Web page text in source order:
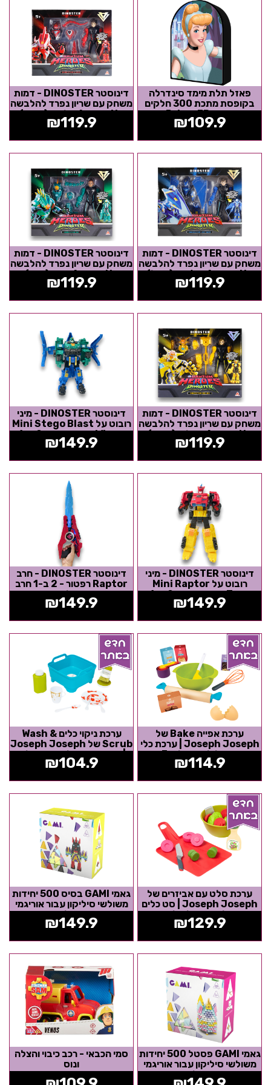
פאזל תלת מימד סינדרלה
בקופסת מתכת 300 חלקים
מבית Prime 3D
₪109.9
דינוסטר DINOSTER - דמות
משחק עם שריון נפרד להלבשה
Armor Up - לוסיו (אדום)
₪119.9
דינוסטר DINOSTER - דמות
משחק עם שריון נפרד להלבשה
Armor Up - ג'יימין (כחול)
₪119.9
דינוסטר DINOSTER - דמות
משחק עם שריון נפרד להלבשה
Armor Up - אוז (ירוק)
₪119.9
דינוסטר DINOSTER - דמות
משחק עם שריון נפרד להלבשה
Armor Up - דלבי (צהוב)
₪119.9
דינוסטר DINOSTER - מיני
רובוט על Mini Stego Blast
Wings- משנה צורה 2 ב-1
₪149.9
דינוסטר DINOSTER - מיני
רובוט על Mini Raptor
Tron- משנה צורה 2 ב-1
₪149.9
דינוסטר DINOSTER - חרב
Raptor רפטור - 2 ב-1 חרב
ורובה בלאסטר
₪149.9
ערכת אפייה Bake של
Joseph Joseph | ערכת כלי
אפייה לילדים גילאי 3+
₪114.9
ערכת ניקוי כלים Wash &
Scrub של Joseph Joseph
| סט אביזרים לשטיפת כלים
לילדים...₪104.9
ערכת סלט עם אביזרים של
Joseph Joseph | סט כלים
וירקות להכנת סלט לטבחים
צעירים...₪129.9
גאמי GAMI בסיס 500 יחידות
משולשי סיליקון עבור אוריגמי
מודולרי
₪149.9
גאמי GAMI פסטל 500 יחידות
משולשי סיליקון עבור אוריגמי
מודולרי
סמי הכבאי - רכב כיבוי והצלה
ונוס